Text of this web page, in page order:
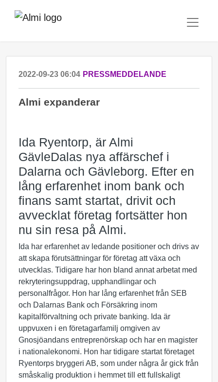
2022-09-23 06:04 PRESSMEDDELANDE
Almi expanderar
Ida Ryentorp, är Almi
GävleDalas nya affärschef i
Dalarna och Gävleborg. Efter en
lång erfarenhet inom bank och
finans samt startat, drivit och
avvecklat företag fortsätter hon
nu sin resa på Almi.
Ida har erfarenhet av ledande positioner och drivs av
att skapa förutsättningar för företag att växa och
utvecklas. Tidigare har hon bland annat arbetat med
rekryteringsuppdrag, upphandlingar och
personalfrågor. Hon har lång erfarenhet från SEB
och Dalarnas Bank och Försäkring inom
kapitalförvaltning och private banking. Ida är
uppvuxen i en företagarfamilj omgiven av
Gnosjöandans entreprenörskap och har en magister
i nationalekonomi. Hon har tidigare startat företaget
Ryentorps bryggeri AB, som under några år gick från
småskalig produktion i hemmet till ett fullskaligt